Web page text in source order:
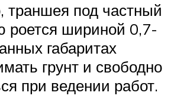
траншея под частный
роется шириной 0,7-
габаритах
грунт и свободно
при ведении работ.